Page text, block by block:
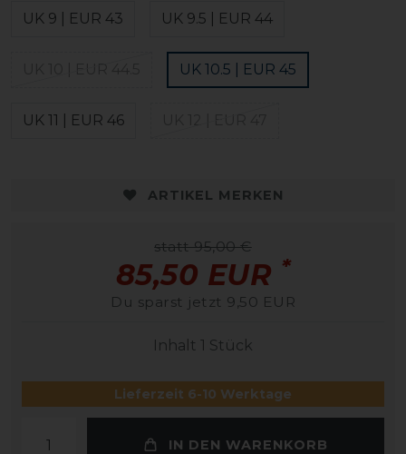
UK 9 | EUR 43 UK 9.5 | EUR 44
UK 10.5 | EUR 45
UK 11 | EUR 46
ARTIKEL MERKEN
statt 95,00 €
85,50 EUR *
Du sparst jetzt 9,50 EUR
Inhalt 1 Stück
Lieferzeit 6-10 Werktage
IN DEN WARENKORB